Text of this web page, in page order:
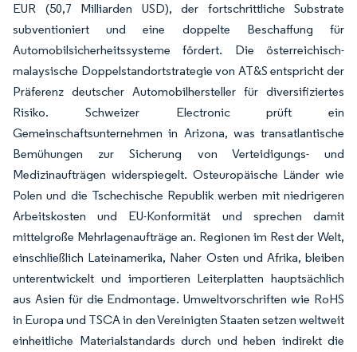
EUR (50,7 Milliarden USD), der fortschrittliche Substrate
subventioniert und eine doppelte Beschaffung für
Automobilsicherheitssysteme fördert. Die österreichisch-
malaysische Doppelstandortstrategie von AT&S entspricht der
Präferenz deutscher Automobilhersteller für diversifiziertes
Risiko. Schweizer Electronic prüft ein
Gemeinschaftsunternehmen in Arizona, was transatlantische
Bemühungen zur Sicherung von Verteidigungs- und
Medizinaufträgen widerspiegelt. Osteuropäische Länder wie
Polen und die Tschechische Republik werben mit niedrigeren
Arbeitskosten und EU-Konformität und sprechen damit
mittelgroße Mehrlagenaufträge an. Regionen im Rest der Welt,
einschließlich Lateinamerika, Naher Osten und Afrika, bleiben
unterentwickelt und importieren Leiterplatten hauptsächlich
aus Asien für die Endmontage. Umweltvorschriften wie RoHS
in Europa und TSCA in den Vereinigten Staaten setzen weltweit
einheitliche Materialstandards durch und heben indirekt die